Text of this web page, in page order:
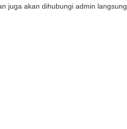
juga akan dihubungi admin langsung